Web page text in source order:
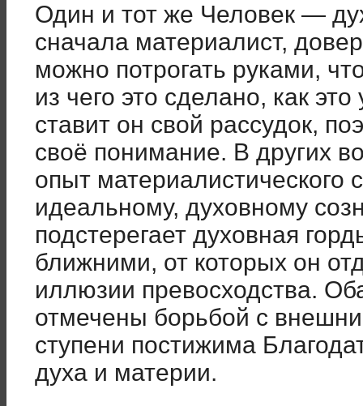
Один и тот же Человек —
сначала материалист,
можно потрогать руками,
из чего это сделано, как
ставит он свой рассудок,
своё понимание. В других
опыт материалистического
идеальному, духовному
подстерегает духовная
ближними, от которых он
иллюзии превосходства.
отмечены борьбой с
ступени постижима
духа и материи.